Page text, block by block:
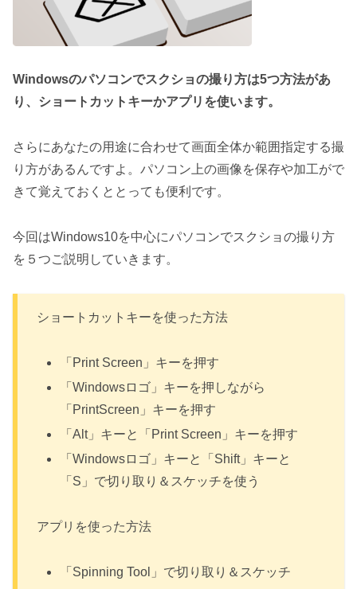
Windowsのパソコンでスクショの撮り方は5つ方法があ
り、ショートカットキーかアプリを使います。
さらにあなたの用途に合わせて画面全体か範囲指定する撮
り方があるんですよ。パソコン上の画像を保存や加工がで
きて覚えておくととっても便利です。
今回はWindows10を中心にパソコンでスクショの撮り方
を５つご説明していきます。
ショートカットキーを使った方法
「Print Screen」キーを押す
「Windowsロゴ」キーを押しながら
「PrintScreen」キーを押す
「Alt」キーと「Print Screen」キーを押す
「Windowsロゴ」キーと「Shift」キーと
「S」で切り取り＆スケッチを使う
アプリを使った方法
「Spinning Tool」で切り取り＆スケッチ